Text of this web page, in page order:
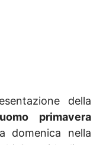
della
primavera
domenica nella